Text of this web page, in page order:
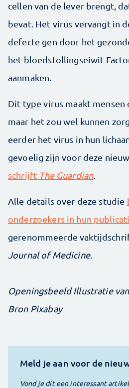
cellen van de lever brengt,
bevat. Het virus vervangt in
defecte gen door het
het bloedstollingseiwit
aanmaken.
Dit type virus maakt mensen
maar het zou wel kunnen
eerder het virus in hun
gevoelig zijn voor deze
schrijft The Guardian.
Alle details over deze studie
onderzoekers in hun
gerenommeerde
Journal of Medicine.
Openingsbeeld Illustratie
Bron Pixabay
Meld je aan voor de
Vond je dit een interessant